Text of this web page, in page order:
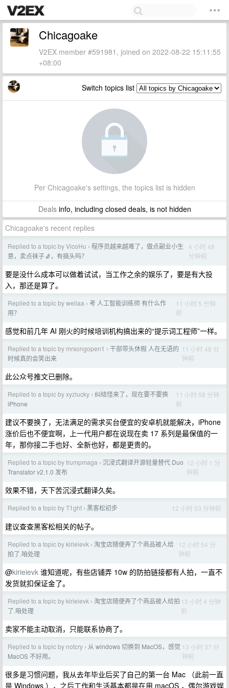
Chicagoake
V2EX member #591981, joined on 2022-08-22 15:11:55
+08:00
Switch topics list
Per Chicagoake's settings, the topics list is hidden
Dealsinfo, including closed deals, is not hidden
Chicagoake's recent replies
Replied to a topic by VicoHu › 程序员越来越难了，做点副业小生
意，卖点袜子🧦，有搞头吗？
4 小时 48
分钟前
要是没什么成本可以做着试试，当工作之余的娱乐了，要是有大投
入，那还是算了。
Replied to a topic by weilaa › 考 人工智能训练师 有什么作
用？
11 小时 5 分钟
前
感觉和前几年 AI 刚火的时候培训机构搞出来的“提示词工程师”一样。
Replied to a topic by mrsongopen1 › 干部带头休假 人在无语的
时候真的会笑出来
11 小时 48 分
钟前
此公众号推文已删除。
Replied to a topic by xyzlucky › 纠结怪来了，现在要不要换
iPhone
11 小时 58 分钟
前
建议不要换了，无法满足的需求买台便宜的安卓机就能解决，iPhone
涨价后也不便宜啊，上一代用户都在说现在卖 17 系列是最保值的一
年，那你接二手也好、全新也好，都是更贵的。
Replied to a topic by trumpmaga › 沉浸式翻译开源轻量替代 Duo
Translator v2.1.0 发布
12 小时 1 分
钟前
效果不错，天下苦沉浸式翻译久矣。
Replied to a topic by T1ght › 黑客松初步 12 小时 53 分钟前
建议查查黑客松相关的帖子。
Replied to a topic by kirieievk › 淘宝店随便弄了个商品被人给
拍了.咱处理
12 小时 54 分
钟前
@kirieievk 谁知道呢，有些店铺弄 10w 的防拍链接都有人拍，一直不
发货就扣保证金了。
Replied to a topic by kirieievk › 淘宝店随便弄了个商品被人给拍
了.咱处理
13 小时 4 分钟
前
卖家不能主动取消，只能联系协商了。
Replied to a topic by notcry › 从 windows 切换到 MacOS，感觉
MacOS 不好用。
13 小时 37 分
钟前
很多是习惯问题，我从去年毕业后买了自己的第一台 Mac （此前一直
是 Windows ），之后工作和生活基本都是在用 macOS ，偶尔游戏娱